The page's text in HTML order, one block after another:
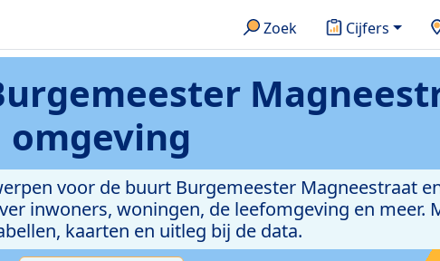
Zoek Cijfers
omgeving
voor de buurt Burgemeester Magneestraat
inwoners, woningen, de leefomgeving en meer.
kaarten en uitleg bij de data.